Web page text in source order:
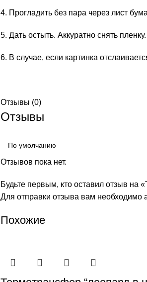
4. Прогладить без пара через лист
5. Дать остыть. Аккуратно снять пленку.
6. В случае, если картинка
Отзывы (0)
Отзывы
Отзывов пока нет.
Будьте первым, кто оставил отзыв на
Для отправки отзыва вам необходимо
Похожие